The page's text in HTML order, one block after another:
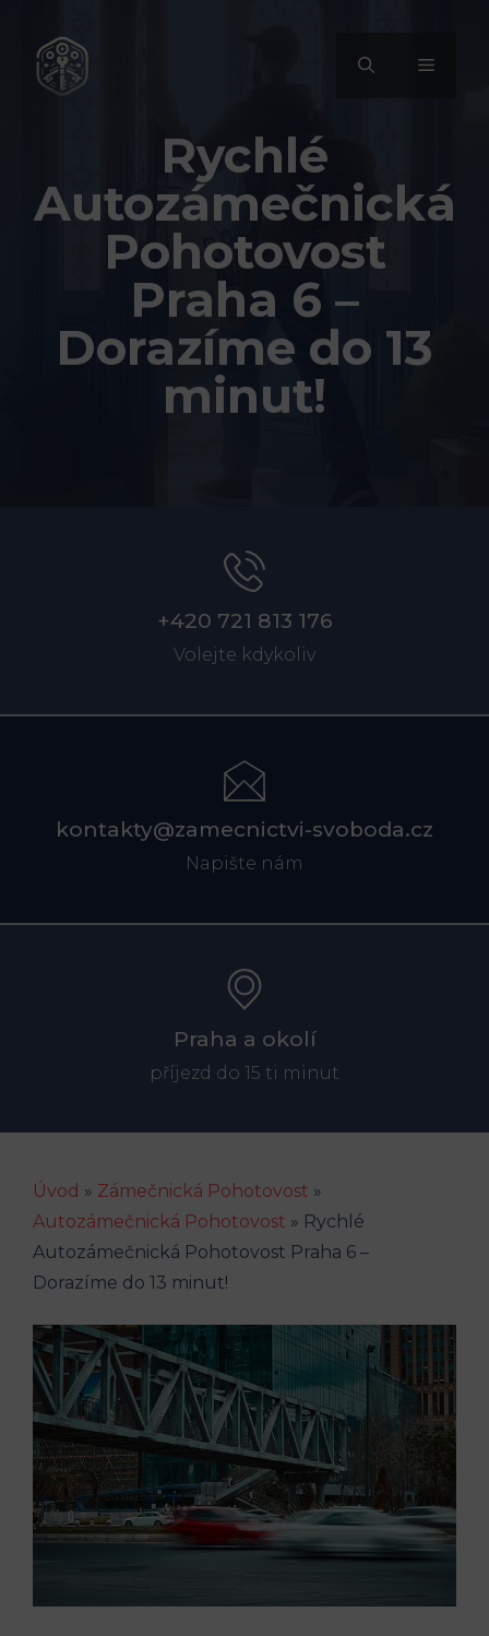
obsah
MENU
Rychlé
Autozámečnická
Pohotovost
Praha 6 –
Dorazíme do 13
minut!
+420 721 813 176
Volejte kdykoliv
kontakty@zamecnictvi-svoboda.cz
Napište nám
Praha a okolí
příjezd do 15 ti minut
Úvod » Zámečnická Pohotovost »
Autozámečnická Pohotovost » Rychlé
Autozámečnická Pohotovost Praha 6 –
Dorazíme do 13 minut!